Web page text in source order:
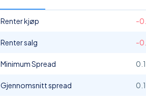
Renter kjøp -
Renter salg -
Minimum Spread
Gjennomsnitt spread